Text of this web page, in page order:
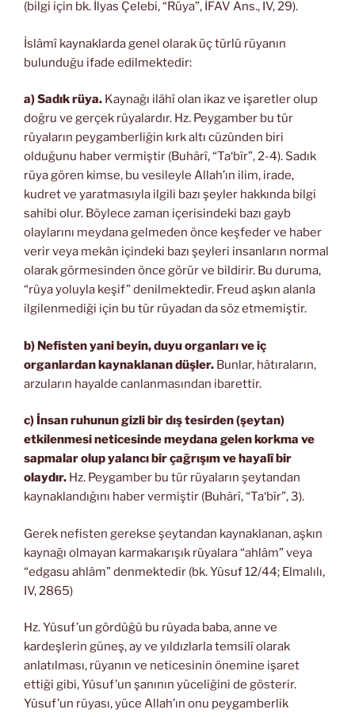
(bilgi için bk. İlyas Çelebi, “Rüya”, İFAV Ans., IV, 29).
İslâmî kaynaklarda genel olarak üç türlü rüyanın
bulunduğu ifade edilmektedir:
a) Sadık rüya. Kaynağı ilâhî olan ikaz ve işaretler olup
doğru ve gerçek rüyalardır. Hz. Peygamber bu tür
rüyaların peygamberliğin kırk altı cüzünden biri
olduğunu haber vermiştir (Buhârî, “Ta‘bîr”, 2-4). Sadık
rüya gören kimse, bu vesileyle Allah’ın ilim, irade,
kudret ve yaratmasıyla ilgili bazı şeyler hakkında bilgi
sahibi olur. Böylece zaman içerisindeki bazı gayb
olaylarını meydana gelmeden önce keşfeder ve haber
verir veya mekân içindeki bazı şeyleri insanların normal
olarak görmesinden önce görür ve bildirir. Bu duruma,
“rüya yoluyla keşif” denilmektedir. Freud aşkın alanla
ilgilenmediği için bu tür rüyadan da söz etmemiştir.
b) Nefisten yani beyin, duyu organları ve iç
organlardan kaynaklanan düşler. Bunlar, hâtıraların,
arzuların hayalde canlanmasından ibarettir.
c) İnsan ruhunun gizli bir dış tesirden (şeytan)
etkilenmesi neticesinde meydana gelen korkma ve
sapmalar olup yalancı bir çağrışım ve hayalî bir
olaydır. Hz. Peygamber bu tür rüyaların şeytandan
kaynaklandığını haber vermiştir (Buhârî, “Ta‘bîr”, 3).
Gerek nefisten gerekse şeytandan kaynaklanan, aşkın
kaynağı olmayan karmakarışık rüyalara “ahlâm” veya
“edgasu ahlâm” denmektedir (bk. Yûsuf 12/44; Elmalılı,
IV, 2865)
Hz. Yûsuf’un gördüğü bu rüyada baba, anne ve
kardeşlerin güneş, ay ve yıldızlarla temsilî olarak
anlatılması, rüyanın ve neticesinin önemine işaret
ettiği gibi, Yûsuf’un şanının yüceliğini de gösterir.
Yûsuf’un rüyası, yüce Allah’ın onu peygamberlik